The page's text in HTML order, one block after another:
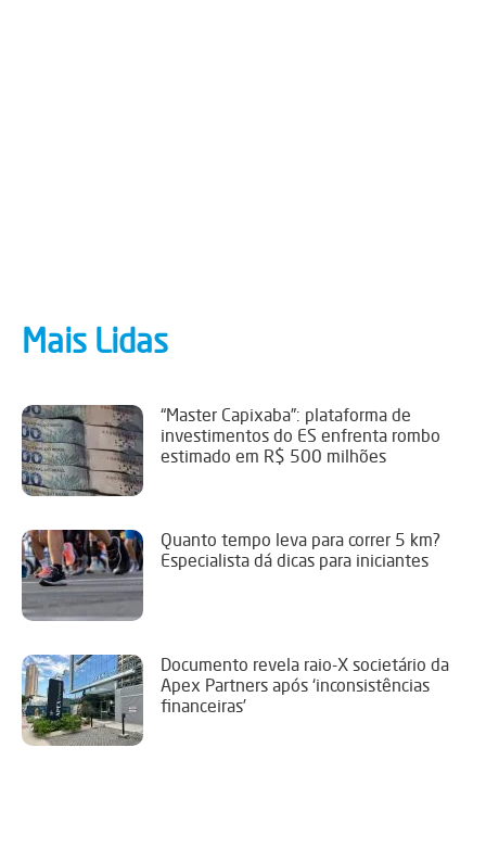
Mais Lidas
“Master Capixaba”: plataforma de
investimentos do ES enfrenta rombo
estimado em R$ 500 milhões
Quanto tempo leva para correr 5 km?
Especialista dá dicas para iniciantes
Documento revela raio-X societário da
Apex Partners após ‘inconsistências
financeiras’